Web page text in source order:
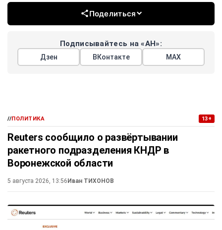
Поделиться
Подписывайтесь на «АН»:
Дзен ВКонтакте МАХ
//ПОЛИТИКА 13+
Reuters сообщило о развёртывании
ракетного подразделения КНДР в
Воронежской области
5 августа 2026, 13:56Иван ТИХОНОВ